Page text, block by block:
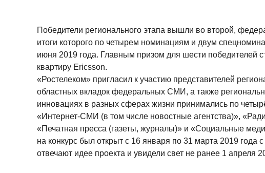
Победители регионального этапа вышли во второй,
итоги которого по четырем номинациям и двум
июня 2019 года. Главным призом для шести победителей
квартиру Ericsson.
«Ростелеком» пригласил к участию представителей
областных вкладок федеральных СМИ, а также
инновациях в разных сферах жизни принимались по
«Интернет-СМИ (в том числе новостные агентства)»,
«Печатная пресса (газеты, журналы)» и «Социальные
на конкурс был открыт с 16 января по 31 марта 2019 года
отвечают идее проекта и увидели свет не ранее 1 апреля